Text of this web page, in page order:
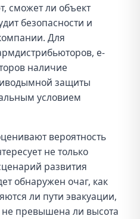
сможет ли объект
безопасности и
Для
e-
наличие
защиты
условием
вероятность
не только
развития
обнаружен очаг, как
ли пути эвакуации,
не превышена ли высота